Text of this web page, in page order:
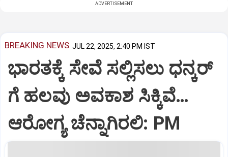
ADVERTISEMENT
BREAKING NEWS JUL 22, 2025, 2:40 PM IST
ಭಾರತಕ್ಕೆ ಸೇವೆ ಸಲ್ಲಿಸಲು ಧನ್ಕರ್‌
ಗೆ ಹಲವು ಅವಕಾಶ ಸಿಕ್ಕಿವೆ…
ಆರೋಗ್ಯ ಚೆನ್ನಾಗಿರಲಿ: PM